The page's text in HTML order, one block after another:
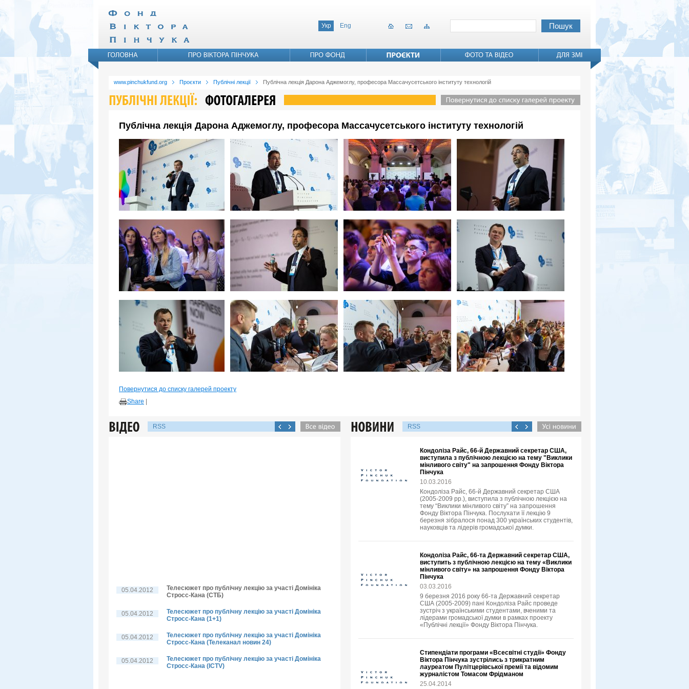
Укр Eng
www.pinchukfund.org Проєкти Публічні лекції Публічна лекція Дарона Аджемоглу, професора Массачусетського інституту технологій
Публічна лекція Дарона Аджемоглу, професора Массачусетського інституту технологій
Повернутися до списку галерей проекту
Share
RSS
05.04.2012
Телесюжет про публічну лекцію за участі Домініка
Стросс-Кана (СТБ)
05.04.2012
Телесюжет про публічну лекцію за участі Домініка
Стросс-Кана (1+1)
05.04.2012
Телесюжет про публічну лекцію за участі Домініка
Стросс-Кана (Телеканал новин 24)
05.04.2012
Телесюжет про публічну лекцію за участі Домініка
Стросс-Кана (ICTV)
RSS
Кондоліза Райс, 66-й Державний секретар США,
виступила з публічною лекцією на тему "Виклики
мінливого світу" на запрошення Фонду Віктора
Пінчука
10.03.2016
Кондоліза Райс, 66-й Державний секретар США
(2005-2009 рр.), виступила з публічною лекцією на
тему “Виклики мінливого світу” на запрошення
Фонду Віктора Пінчука. Послухати її лекцію 9
березня зібралося понад 300 українських студентів,
науковців та лідерів громадської думки.
Кондоліза Райс, 66-та Державний секретар США,
виступить з публічною лекцією на тему «Виклики
мінливого світу» на запрошення Фонду Віктора
Пінчука
03.03.2016
9 березня 2016 року 66-та Державний секретар
США (2005-2009) пані Кондоліза Райс проведе
зустріч з українськими студентами, вченими та
лідерами громадської думки в рамках проекту
«Публічні лекції» Фонду Віктора Пінчука.
Стипендіати програми «Всесвітні студії» Фонду
Віктора Пінчука зустрілись з трикратним
лауреатом Пулітцерівської премії та відомим
журналістом Томасом Фрідманом
25.04.2014